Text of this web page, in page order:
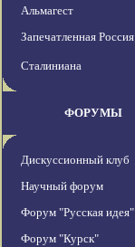
Альмагест
Запечатленная Россия
Сталиниана
ФОРУМЫ
Дискуссионный клуб
Научный форум
Форум "Русская идея"
Форум "Курск"